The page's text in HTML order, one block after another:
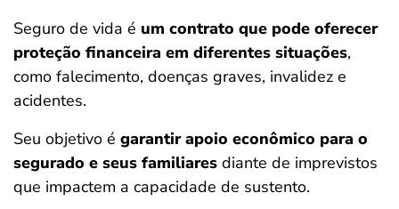
Seguro de vida é um contrato que pode oferecer
proteção financeira em diferentes situações,
como falecimento, doenças graves, invalidez e
acidentes.
Seu objetivo é garantir apoio econômico para o
segurado e seus familiares diante de imprevistos
que impactem a capacidade de sustento.